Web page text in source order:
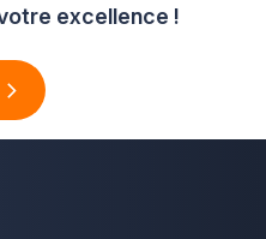
excellence !